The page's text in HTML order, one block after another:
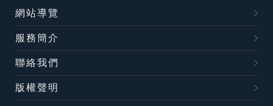
網站導覽
服務簡介
聯絡我們
版權聲明